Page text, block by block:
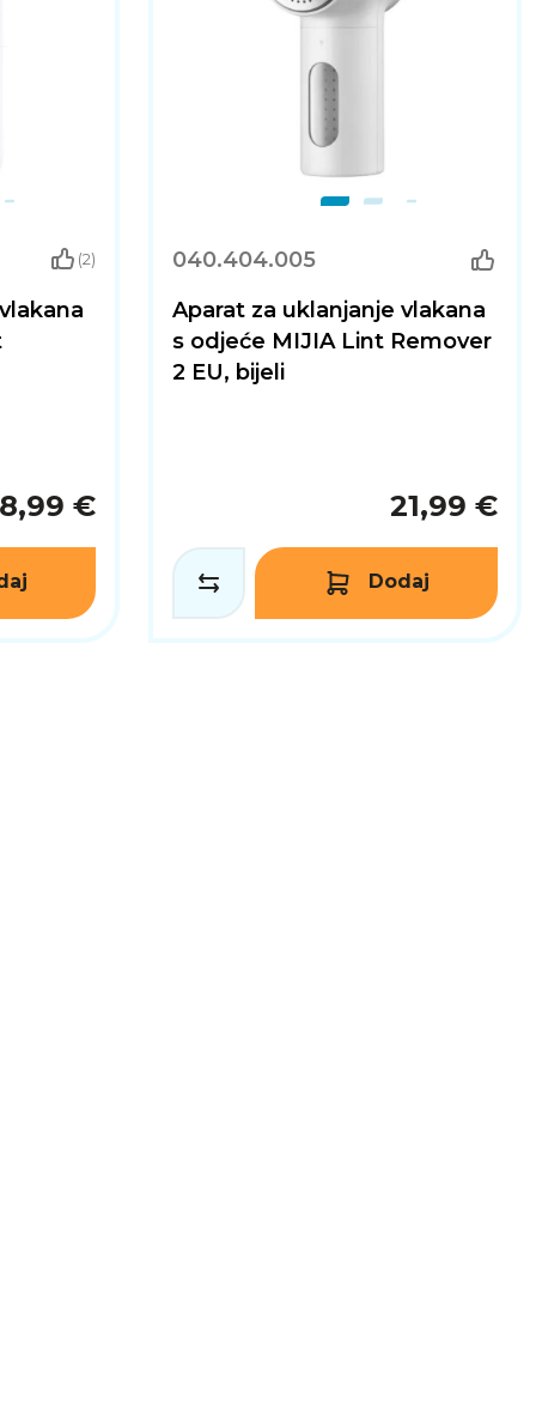
(2)
€
040.404.005
Aparat za uklanjanje vlakana
s odjeće MIJIA Lint Remover
2 EU, bijeli
21,99 €
Dodaj